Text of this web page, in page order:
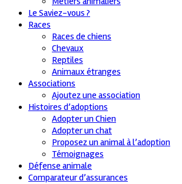
Le Saviez-vous ?
Races
Races de chiens
Chevaux
Reptiles
Animaux étranges
Associations
Ajoutez une association
Histoires d’adoptions
Adopter un Chien
Adopter un chat
Proposez un animal à l’adoption
Témoignages
Défense animale
Comparateur d’assurances